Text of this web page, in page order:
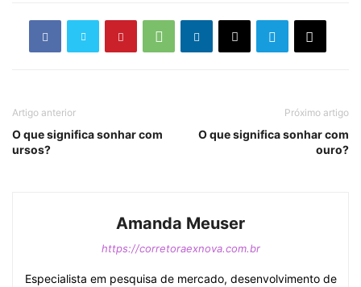
Artigo anterior
O que significa sonhar com
ursos?
Próximo artigo
O que significa sonhar com
ouro?
Amanda Meuser
https://corretoraexnova.com.br
Especialista em pesquisa de mercado, desenvolvimento de